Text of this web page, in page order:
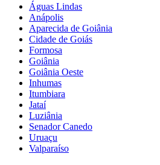
Águas Lindas
Anápolis
Aparecida de Goiânia
Cidade de Goiás
Formosa
Goiânia
Goiânia Oeste
Inhumas
Itumbiara
Jataí
Luziânia
Senador Canedo
Uruaçu
Valparaíso